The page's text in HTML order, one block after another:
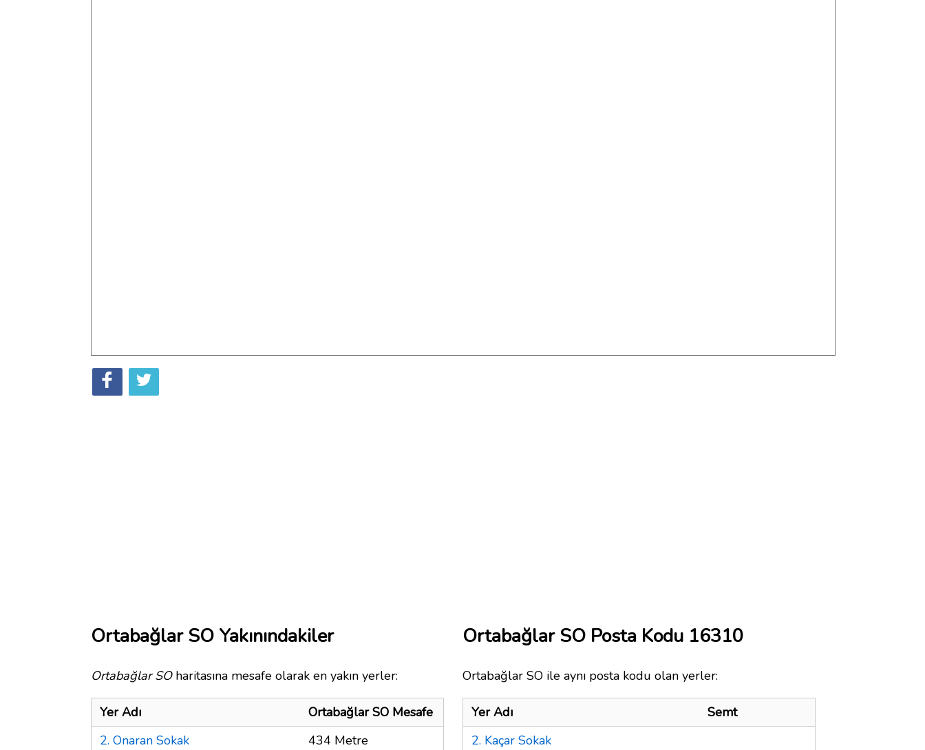
Ortabağlar SO Yakınındakiler
Ortabağlar SOharitasına mesafe olarak en yakın yerler:
Yer Adı
Ortabağlar SO Mesafe
2. Onaran Sokak
434 Metre
Ortabağlar SO Posta Kodu 16310
Ortabağlar SO ile aynı posta kodu olan yerler:
Yer Adı
Semt
2. Kaçar Sokak